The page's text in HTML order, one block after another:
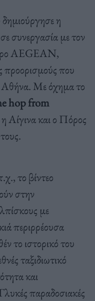
δημιούργησε η
συνεργασία με τον
AEGEAN,
προορισμούς που
Αθήνα. Με όχημα το
hop from
Αίγινα και ο Πόρος
το βίντεο
στην
με
περιρρέουσα
το ιστορικό του
ταξιδιωτικό
και
παραδοσιακές